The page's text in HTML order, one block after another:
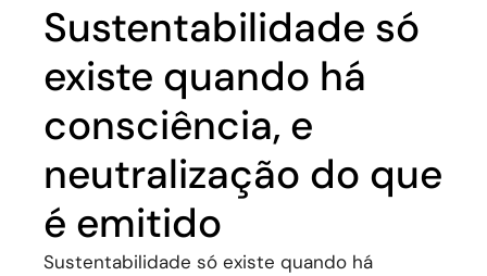
Sustentabilidade só
existe quando há
consciência, e
neutralização do que
é emitido
Sustentabilidade só existe quando há